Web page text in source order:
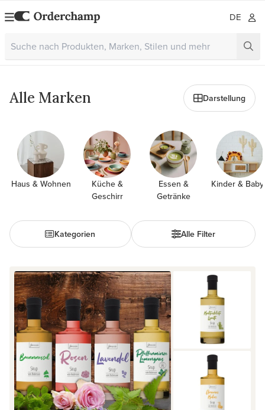
DE
Alle Marken Darstellung
Haus & Wohnen
Küche &
Geschirr
Essen &
Getränke
Kinder &
Kategorien Alle Filter